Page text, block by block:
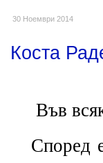
30 Ноември 2014
Коста
Във
Според